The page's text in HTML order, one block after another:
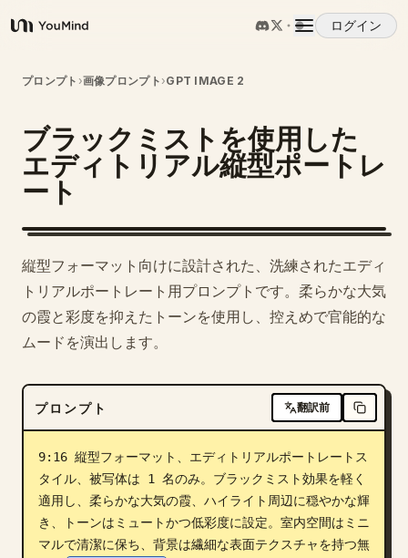
YouMind
ログイン
概要
ユースケース
スキル
プロンプト
料金
ブログ
更新情報
プロンプト ›画像プロンプト ›GPT IMAGE 2
ブラックミストを使用した
エディトリアル縦型ポートレ
ート
縦型フォーマット向けに設計された、洗練されたエディ
トリアルポートレート用プロンプトです。柔らかな大気
の霞と彩度を抑えたトーンを使用し、控えめで官能的な
ムードを演出します。
プロンプト 翻訳前
9:16 縦型フォーマット、エディトリアルポートレートス
タイル、被写体は 1 名のみ。ブラックミスト効果を軽く
適用し、柔らかな大気の霞、ハイライト周辺に穏やかな輝
き、トーンはミュートかつ低彩度に設定。室内空間はミニ
マルで清潔に保ち、背景は繊細な表面テクスチャを持つ無